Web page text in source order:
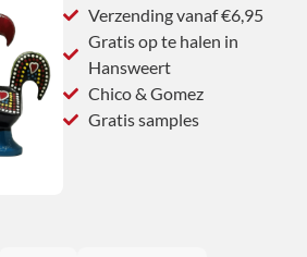
Verzending vanaf €6,95
Gratis op te halen in
Hansweert
Chico & Gomez
Gratis samples